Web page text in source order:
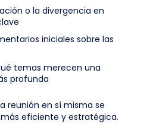
o la divergencia en
iniciales sobre las
temas merecen una
profunda
reunión en sí misma se
eficiente y estratégica.